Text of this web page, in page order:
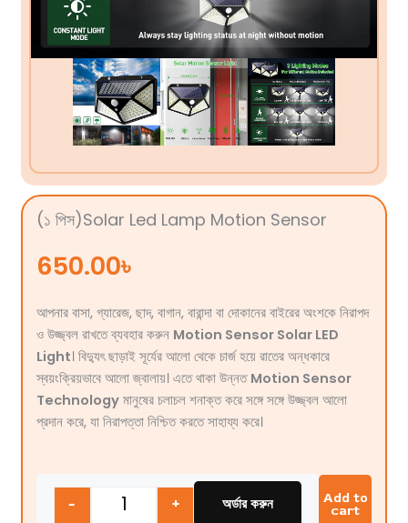
(১ পিস)Solar Led Lamp Motion Sensor
650.00৳
আপনার বাসা, গ্যারেজ, ছাদ, বাগান, বারান্দা বা দোকানের বাইরের অংশকে নিরাপদ
ও উজ্জ্বল রাখতে ব্যবহার করুন Motion Sensor Solar LED
Light। বিদ্যুৎ ছাড়াই সূর্যের আলো থেকে চার্জ হয়ে রাতের অন্ধকারে
স্বয়ংক্রিয়ভাবে আলো জ্বালায়। এতে থাকা উন্নত Motion Sensor
Technologyমানুষের চলাচল শনাক্ত করে সঙ্গে সঙ্গে উজ্জ্বল আলো
প্রদান করে, যা নিরাপত্তা নিশ্চিত করতে সাহায্য করে।
Quantity
- + অর্ডার করুন Add to
cart